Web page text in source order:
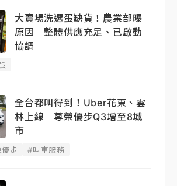
大賣場洗選蛋缺貨！農業部曝
原因 整體供應充足、已啟動
協調
全台都叫得到！Uber花東、雲
林上線 尊榮優步Q3增至8城
市
步 #叫車服務